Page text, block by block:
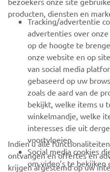
BUSINESS
MEER YAMAHA
SUPPORT
NIEUWSBRIEF
Wees de eerste die meer te
speciale evenementen, nieuwe
producten, diensten en
Tracking/advertentie
advertenties over
op de hoogte te
onze website en op
van social media
gebaseerd op uw
zoals de aard van de
bekijkt, welke items u
winkelmandje, welke
interesses die uit
voortvloeien.
Social media cookies
om video’s te bekijken
Indien u alle
ontvangen en offertes en
krijgen afgestemd op uw